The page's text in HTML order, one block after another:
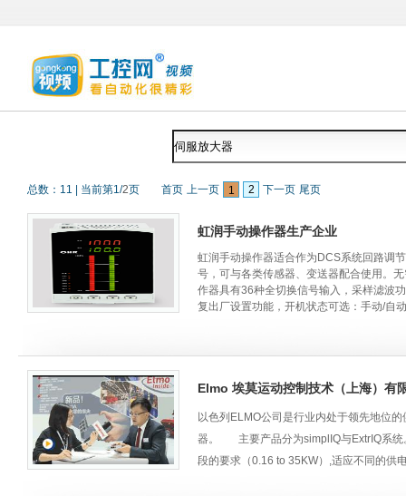
总数： 11 当前第1/2页 首页 上一页 1 2 下一页 尾页
虹润手动操作器生产企业
虹润手动操作器适合作为DCS系统回路调
号，可与各类传感器、变送器配合使用。
作器具有36种全切换信号输入，采样滤波
复出厂设置功能，开机状态可选：手动/自
Elmo 埃莫运动控制技术（上海）
以色列ELMO公司是行业内处于领先地位
器。 主要产品分为simplIQ与ExtrIQ系统
段的要求（0.16 to 35KW）,适应不同的供